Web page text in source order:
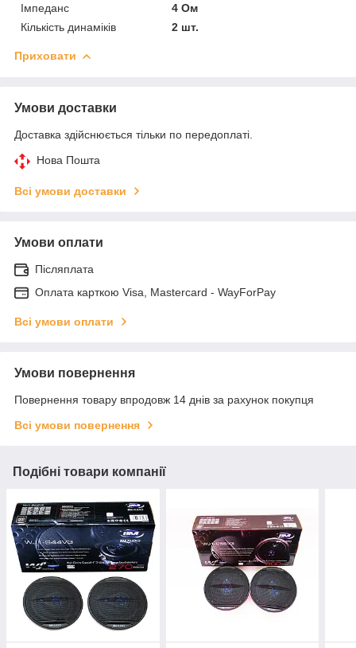
Імпеданс
4 Ом
Кількість динаміків
2 шт.
Приховати
Умови доставки
Доставка здійснюється тільки по передоплаті.
Нова Пошта
Всі умови доставки
Умови оплати
Післяплата
Оплата карткою Visa, Mastercard - WayForPay
Всі умови оплати
Умови повернення
Повернення товару впродовж 14 днів за рахунок покупця
Всі умови повернення
Подібні товари компанії